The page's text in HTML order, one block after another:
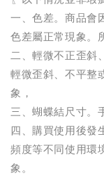
一、色差。商品會
色差屬正常現象。
二、輕微不正歪斜
輕微歪斜、不平整
象，
三、蝴蝶結尺寸。
四、購買使用後發
頻度等不同使用環
象。